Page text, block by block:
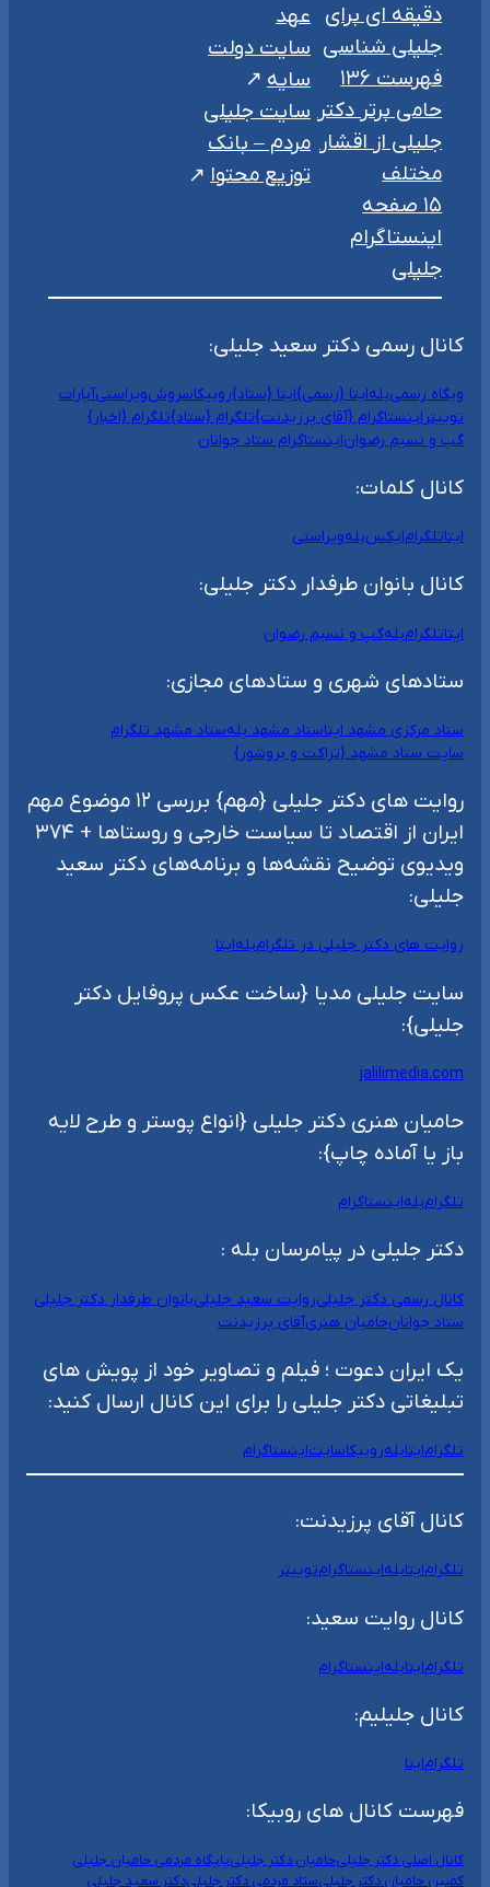
دقیقه ای برای
جلیلی شناسی
فهرست ۱۳۶
حامی برتر دکتر
جلیلی از اقشار
مختلف
۱۵ صفحه
اینستاگرام
جلیلی
عهد
سایت دولت
سایه
سایت جلیلی
مردم – بانک
توزیع محتوا
کانال رسمی دکتر سعید جلیلی:
وبگاه رسمیبلهایتا {رسمی}ایتا {ستاد}روبیکاسروشویراستیآپارات
توییتراینستاگرام {آقای پرزیدنت}تلگرام {ستاد}تلگرام {اخبار}
گپ و نسیم رضواناینستاگرام ستاد جوانان
کانال کلمات:
ایتاتلگرامایکسبلهویراستی
کانال بانوان طرفدار دکتر جلیلی:
ایتاتلگرامبلهگپ و نسیم رضوان
ستادهای شهری و ستادهای مجازی:
ستاد مرکزی مشهد ایتاستاد مشهد بلهستاد مشهد تلگرام
سایت ستاد مشهد {تراکت و بروشور}
روایت های دکتر جلیلی {مهم} بررسی ۱۲ موضوع مهم
ایران از اقتصاد تا سیاست خارجی و روستاها + ۳۷۴
ویدیوی توضیح نقشه‌ها و برنامه‌های دکتر سعید
جلیلی:
روایت های دکتر جلیلی در تلگرامبلهایتا
سایت جلیلی مدیا {ساخت عکس پروفایل دکتر
جلیلی}:
jalilimedia.com
حامیان هنری دکتر جلیلی {انواع پوستر و طرح لایه
باز یا آماده چاپ}:
تلگرامبلهاینستاگرام
دکتر جلیلی در پیامرسان بله :
کانال رسمی دکتر جلیلیروایت سعید جلیلیبانوان طرفدار دکتر جلیلی
ستاد جوانانحامیان هنریآقای پرزیدنت
یک ایران دعوت ؛ فیلم و تصاویر خود از پویش های
تبلیغاتی دکتر جلیلی را برای این کانال ارسال کنید:
تلگرامایتابلهروبیکاسایتاینستاگرام
کانال آقای پرزیدنت:
تلگرامایتابلهاینستاگرامتوییتر
کانال روایت سعید:
تلگرامایتابلهاینستاگرام
کانال جلیلیم:
تلگرامایتا
فهرست کانال های روبیکا:
کانال اصلی دکتر جلیلیحامیان دکتر جلیلیپایگاه مردمی حامیان جلیلی
کمپین حامیان دکتر جلیلیستاد مردمی دکتر جلیلیدکتر سعید جلیلی